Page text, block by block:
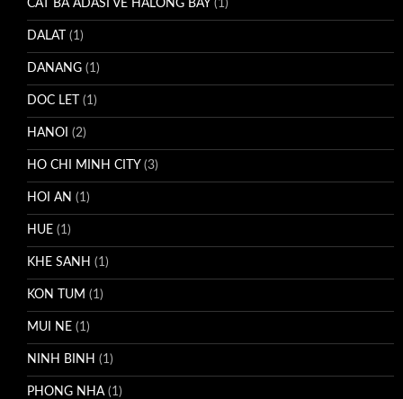
CAT BA ADASI VE HALONG BAY (1)
DALAT (1)
DANANG (1)
DOC LET (1)
HANOI (2)
HO CHI MINH CITY (3)
HOI AN (1)
HUE (1)
KHE SANH (1)
KON TUM (1)
MUI NE (1)
NINH BINH (1)
PHONG NHA (1)